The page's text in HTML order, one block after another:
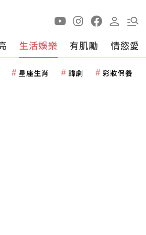
生活娛樂 有肌勵 情慾愛
星座生肖 韓劇 彩妝保養